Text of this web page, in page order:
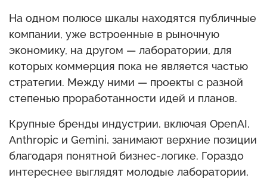
На одном полюсе шкалы находятся публичные
компании, уже встроенные в рыночную
экономику, на другом — лаборатории, для
которых коммерция пока не является частью
стратегии. Между ними — проекты с разной
степенью проработанности идей и планов.
Крупные бренды индустрии, включая OpenAI,
Anthropic и Gemini, занимают верхние позиции
благодаря понятной бизнес-логике. Гораздо
интереснее выглядят молодые лаборатории,